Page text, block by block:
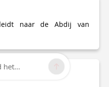
naar de Abdij van
het...